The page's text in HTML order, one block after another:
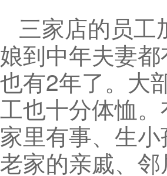
三家店的员
娘到中年夫妻
也有2年了。大
工也十分体恤
家里有事、生
老家的亲戚、